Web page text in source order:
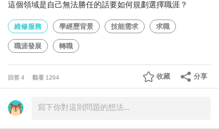
這個領域是自己無法勝任的話要如何規劃選擇職涯？
維修服務 學經歷背景 技能需求 求職
職涯發展 轉職
回答 4 觀看 1204 分享
收藏